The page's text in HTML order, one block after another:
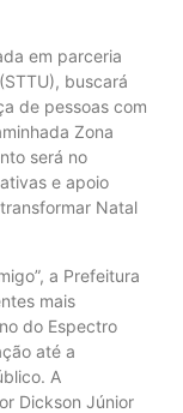
em parceria
buscará
de pessoas com
Zona
será no
e apoio
Natal
a Prefeitura
mais
do Espectro
até a
A
Dickson Júnior